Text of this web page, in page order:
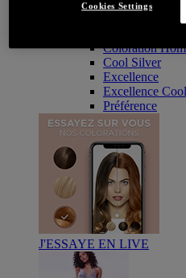
Age Perfect
Coloration
Cool Silver
Excellence
Excellence
Préférence
J'ESSAYE EN LIVE
Cookies Settings